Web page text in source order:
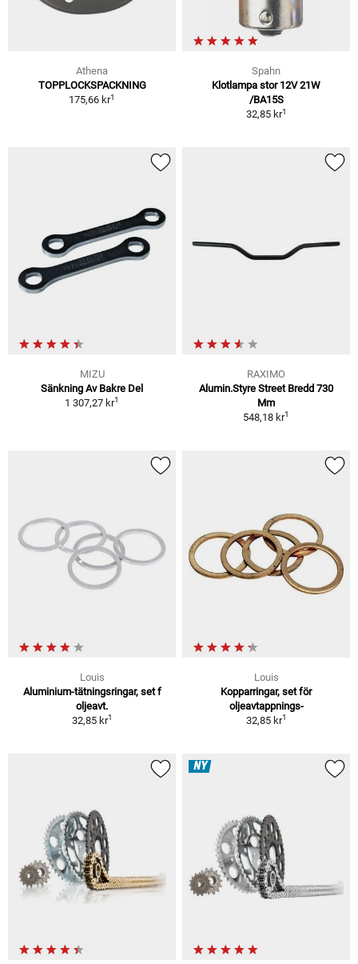
Athena
TOPPLOCKSPACKNING
175,66 kr1
Spahn
Klotlampa stor 12V 21W
/BA15S
32,85 kr1
MIZU
Sänkning Av Bakre Del
1 307,27 kr1
RAXIMO
Alumin.Styre Street Bredd 730
Mm
548,18 kr1
Louis
Aluminium-tätningsringar, set f
oljeavt.
32,85 kr1
Louis
Kopparringar, set för
oljeavtappnings-
32,85 kr1
NY